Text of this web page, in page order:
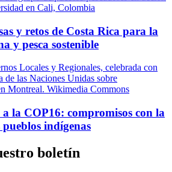
y retos de Costa Rica para la
y pesca sostenible
la COP16: compromisos con la
indígenas
boletín